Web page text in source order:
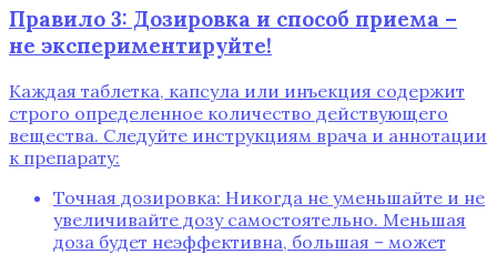
Правило 3: Дозировка и способ приема –
не экспериментируйте!
Каждая таблетка‚ капсула или инъекция содержит
строго определенное количество действующего
вещества. Следуйте инструкциям врача и аннотации
к препарату:
Точная дозировка: Никогда не уменьшайте и не
увеличивайте дозу самостоятельно. Меньшая
доза будет неэффективна‚ большая – может